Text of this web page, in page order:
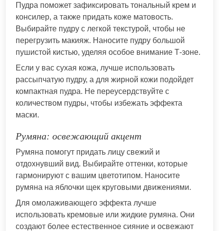
Пудра поможет зафиксировать тональный крем и
консилер, а также придать коже матовость.
Выбирайте пудру с легкой текстурой, чтобы не
перегрузить макияж. Наносите пудру большой
пушистой кистью, уделяя особое внимание Т-зоне.
Если у вас сухая кожа, лучше использовать
рассыпчатую пудру, а для жирной кожи подойдет
компактная пудра. Не переусердствуйте с
количеством пудры, чтобы избежать эффекта
маски.
Румяна: освежающий акцент
Румяна помогут придать лицу свежий и
отдохнувший вид. Выбирайте оттенки, которые
гармонируют с вашим цветотипом. Наносите
румяна на яблочки щек круговыми движениями.
Для омолаживающего эффекта лучше
использовать кремовые или жидкие румяна. Они
создают более естественное сияние и освежают